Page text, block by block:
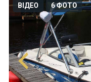
ВІДЕО 6 ФОТО
Х
а
р
ч
у
в
а
н